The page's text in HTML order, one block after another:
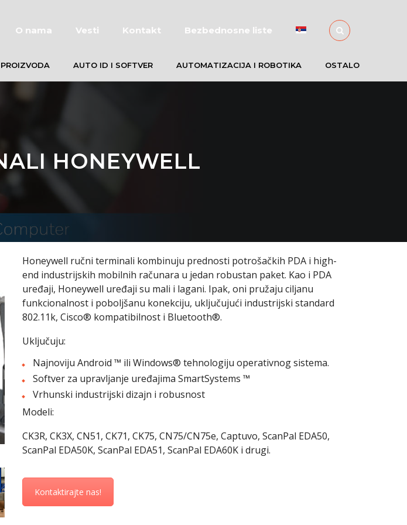
O nama Vesti Kontakt Bezbednosne liste
AUTO ID I SOFTVER AUTOMATIZACIJA I ROBOTIKA OSTALO
HONEYWELL
Honeywell ručni terminali kombinuju prednosti potrošačkih PDA i high-
end industrijskih mobilnih računara u jedan robustan paket. Kao i PDA
uređaji, Honeywell uređaji su mali i lagani. Ipak, oni pružaju ciljanu
funkcionalnost i poboljšanu konekciju, uključujući industrijski standard
802.11k, Cisco® kompatibilnost i Bluetooth®.
Uključuju:
Najnoviju Android ™ ili Windows® tehnologiju operativnog sistema.
Softver za upravljanje uređajima SmartSystems ™
Vrhunski industrijski dizajn i robusnost
Modeli:
CK3R, CK3X, CN51, CK71, CK75, CN75/CN75e, Captuvo, ScanPal EDA50,
ScanPal EDA50K, ScanPal EDA51, ScanPal EDA60K i drugi.
Kontaktirajte nas!